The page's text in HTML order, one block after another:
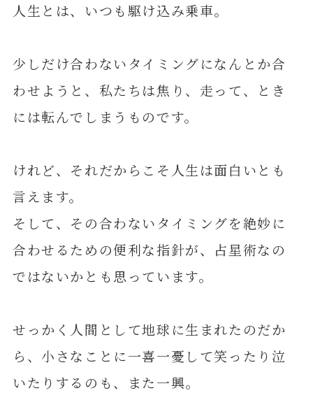
人生とは、いつも駆け込み乗車。
少しだけ合わないタイミングになんとか合
わせようと、私たちは焦り、走って、とき
には転んでしまうものです。
けれど、それだからこそ人生は面白いとも
言えます。
そして、その合わないタイミングを絶妙に
合わせるための便利な指針が、占星術なの
ではないかとも思っています。
せっかく人間として地球に生まれたのだか
ら、小さなことに一喜一憂して笑ったり泣
いたりするのも、また一興。